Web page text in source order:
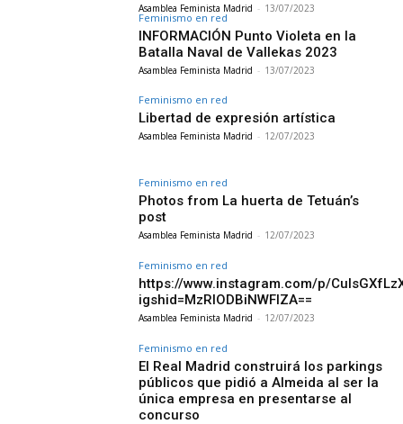
Asamblea Feminista Madrid - 13/07/2023
Feminismo en red
INFORMACIÓN Punto Violeta en la
Batalla Naval de Vallekas 2023
Asamblea Feminista Madrid - 13/07/2023
Feminismo en red
Libertad de expresión artística
Asamblea Feminista Madrid - 12/07/2023
Feminismo en red
Photos from La huerta de Tetuán’s
post
Asamblea Feminista Madrid - 12/07/2023
Feminismo en red
https://www.instagram.com/p/
igshid=MzRlODBiNWFlZA==
Asamblea Feminista Madrid - 12/07/2023
Feminismo en red
El Real Madrid construirá los parkings
públicos que pidió a Almeida al ser la
única empresa en presentarse al
concurso